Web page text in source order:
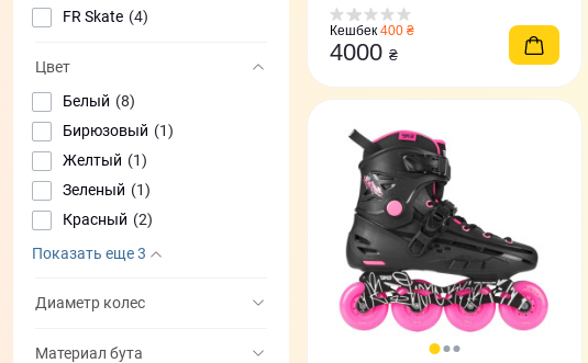
FR Skate (4)
Цвет
Белый (8)
Бирюзовый (1)
Желтый (1)
Зеленый (1)
Красный (2)
Показать еще 3
Диаметр колес
Материал бута
Кешбек 400 ₴
4000₴